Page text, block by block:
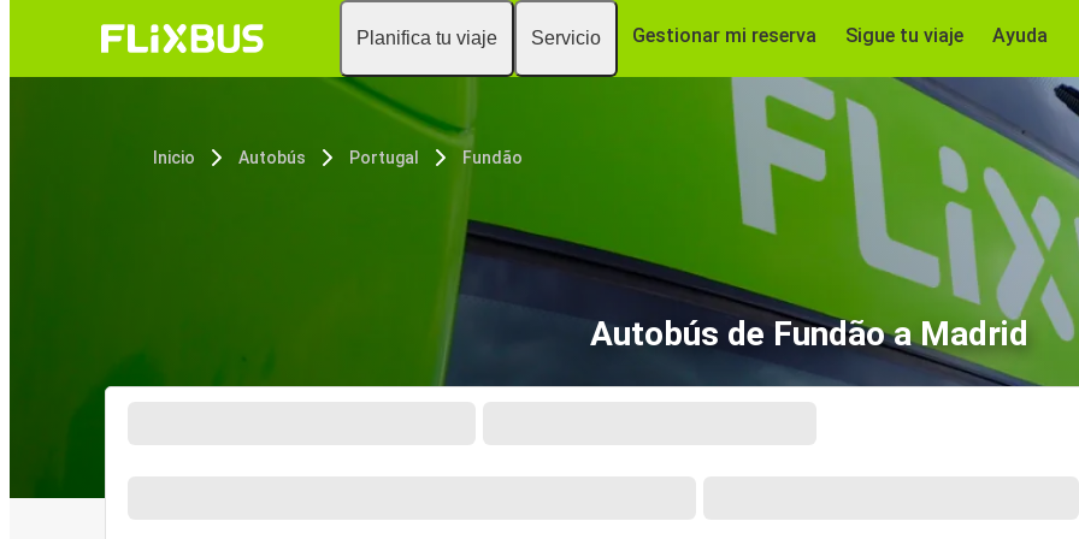
Planifica tu viaje Servicio Gestionar mi reserva Sigue tu viaje Ayuda
Inicio Autobús Portugal Fundão
Autobús de Fundão a Madrid